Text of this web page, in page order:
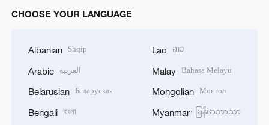
CHOOSE YOUR LANGUAGE
Albanian Shqip
Arabic العربية
Belarusian Беларуская
Bengali বাংলা
Lao ລາວ
Malay Bahasa Melayu
Mongolian Монгол
Myanmar မြန်မာဘာသာ